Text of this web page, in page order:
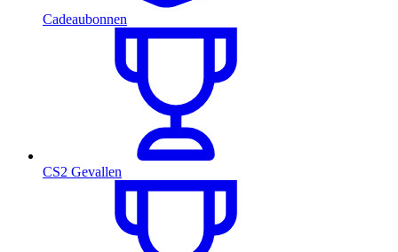
Cadeaubonnen
CS2 Gevallen